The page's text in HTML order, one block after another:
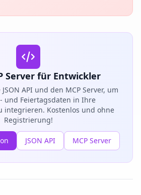
Server für Entwickler
API und den MCP Server, um
und Feiertagsdaten in Ihre
integrieren. Kostenlos und ohne
Registrierung!
JSON API MCP Server